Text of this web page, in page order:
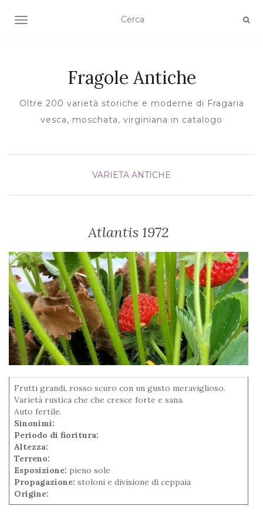
TOGGLE NAVIGATION
Fragole Antiche
Oltre 200 varietà storiche e moderne di Fragaria
vesca, moschata, virginiana in catalogo
VARIETA ANTICHE
Atlantis 1972
Frutti grandi, rosso scuro con un gusto meraviglioso.
Varietà rustica che che cresce forte e sana.
Auto fertile.
Sinonimi:
Periodo di fioritura:
Altezza:
Terreno:
Esposizione: pieno sole
Propagazione: stoloni e divisione di ceppaia
Origine: